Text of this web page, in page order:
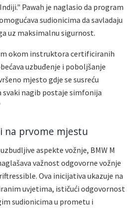
Pawah je naglasio da program
sudionicima da savladaju
uz maksimalnu sigurnost.
okom instruktora certificiranih
uzbuđenje i poboljšanje
mjesto gdje se susreću
nagib postaje simfonija
na prvome mjestu
aspekte vožnje, BMW M
važnost odgovorne vožnje
Ova inicijativa ukazuje na
uvjetima, ističući odgovornost
sudionicima u prometu i